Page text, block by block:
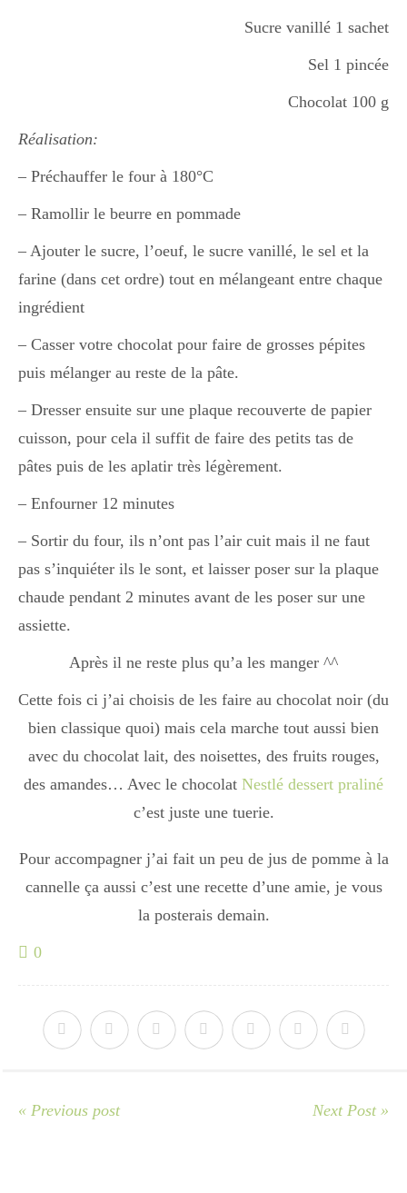
Semaines Spéciales
cupcake
apéro
Japon
Boulette
Sucre vanillé 1 sachet
Sel 1 pincée
Chocolat 100 g
Réalisation:
– Préchauffer le four à 180°C
– Ramollir le beurre en pommade
– Ajouter le sucre, l’oeuf, le sucre vanillé, le sel et la
farine (dans cet ordre) tout en mélangeant entre chaque
ingrédient
– Casser votre chocolat pour faire de grosses pépites
puis mélanger au reste de la pâte.
– Dresser ensuite sur une plaque recouverte de papier
cuisson, pour cela il suffit de faire des petits tas de
pâtes puis de les aplatir très légèrement.
– Enfourner 12 minutes
– Sortir du four, ils n’ont pas l’air cuit mais il ne faut
pas s’inquiéter ils le sont, et laisser poser sur la plaque
chaude pendant 2 minutes avant de les poser sur une
assiette.
Après il ne reste plus qu’a les manger ^^
Cette fois ci j’ai choisis de les faire au chocolat noir (du
bien classique quoi) mais cela marche tout aussi bien
avec du chocolat lait, des noisettes, des fruits rouges,
des amandes… Avec le chocolat Nestlé dessert praliné
c’est juste une tuerie.
Pour accompagner j’ai fait un peu de jus de pomme à la
cannelle ça aussi c’est une recette d’une amie, je vous
la posterais demain.
0
« Previous post Next Post »